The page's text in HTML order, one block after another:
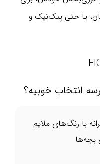
یا حتی پیک‌نیک و
با رنگ‌های ملایم
بچه‌ها